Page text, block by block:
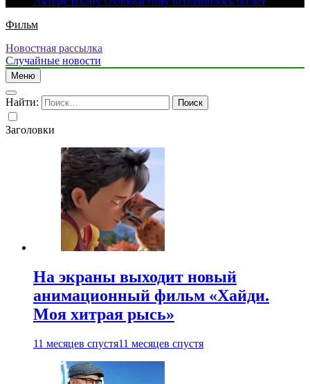
Фильм
Новостная рассылка
Случайные новости
Меню
Найти:
Заголовки
На экраны выходит новый
анимационный фильм «Хайди.
Моя хитрая рысь»
11 месяцев спустя11 месяцев спустя